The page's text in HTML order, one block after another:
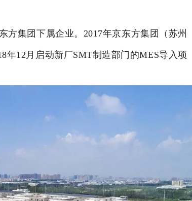
方集团下属企业。 2017年京东方集团（苏州
年12月启动新厂SMT制造部门的MES导入项